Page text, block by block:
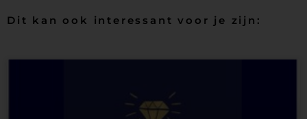
Dit kan ook interessant voor je zijn: